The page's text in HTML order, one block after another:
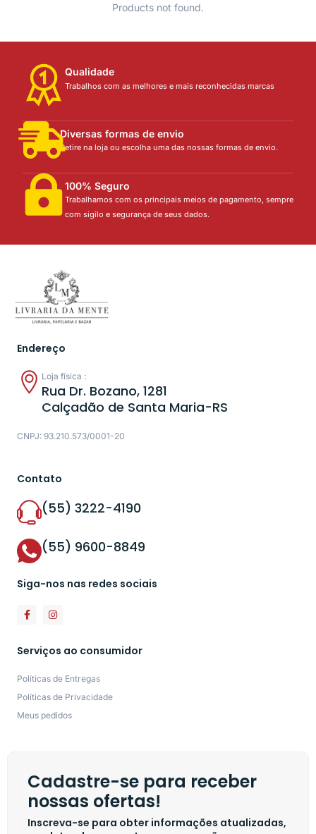
Products not found.
Qualidade
Trabalhos com as melhores e mais reconhecidas marcas
Diversas formas de envio
Retire na loja ou escolha uma das nossas formas de envio.
100% Seguro
Trabalhamos com os principais meios de pagamento, sempre
com sigilo e segurança de seus dados.
Endereço
Loja física :
Rua Dr. Bozano, 1281
Calçadão de Santa Maria-RS
CNPJ: 93.210.573/0001-20
Contato
(55) 3222-4190
(55) 9600-8849
Siga-nos nas redes sociais
Serviços ao consumidor
Políticas de Entregas
Políticas de Privacidade
Meus pedidos
Cadastre-se para receber
nossas ofertas!
Inscreva-se para obter informações atualizadas,